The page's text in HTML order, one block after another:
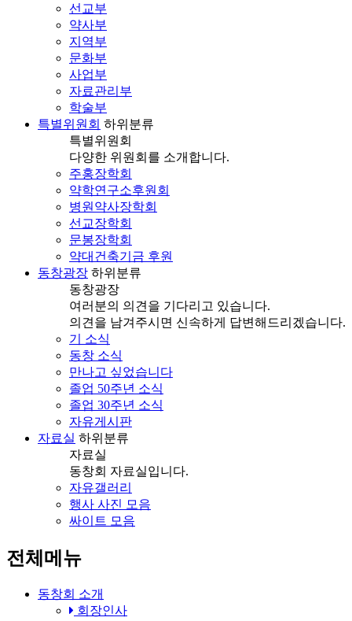
선교부
약사부
지역부
문화부
사업부
자료관리부
학술부
특별위원회 하위분류
특별위원회
다양한 위원회를 소개합니다.
주홍장학회
약학연구소후원회
병원약사장학회
선교장학회
문봉장학회
약대건축기금 후원
동창광장 하위분류
동창광장
여러분의 의견을 기다리고 있습니다.
의견을 남겨주시면 신속하게 답변해드리겠습니다.
기 소식
동창 소식
만나고 싶었습니다
졸업 50주년 소식
졸업 30주년 소식
자유게시판
자료실 하위분류
자료실
동창회 자료실입니다.
자유갤러리
행사 사진 모음
싸이트 모음
전체메뉴
동창회 소개
회장인사